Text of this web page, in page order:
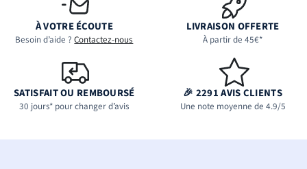
À VOTRE ÉCOUTE
Besoin d’aide ?Contactez-nous
LIVRAISON OFFERTE
À partir de 45€*
SATISFAIT OU REMBOURSÉ
30 jours* pour changer d’avis
🎉 2291 AVIS CLIENTS
Une note moyenne de 4.9/5